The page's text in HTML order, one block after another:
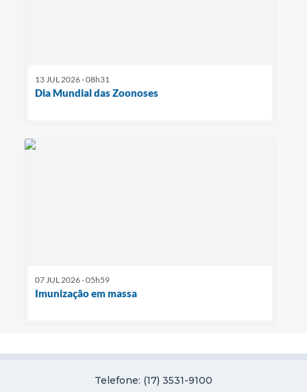
13 JUL 2026 - 08h31
Dia Mundial das Zoonoses
07 JUL 2026 - 05h59
Imunização em massa
Telefone: (17) 3531-9100